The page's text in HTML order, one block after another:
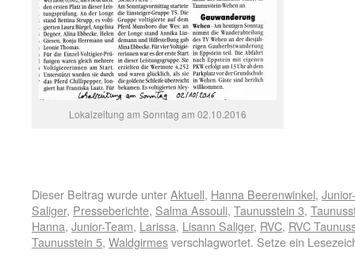
Lokalzeitung am Sonntag am 02.10.2016
Dieser Beitrag wurde unterAktuell, Hanna Beerenwinkel,
Saliger, Presseberichte, Salma Assouli, Taunusstein 3,
Hanna, Junior-Team, Larissa, Lisann Saliger, RVC, RVC
Taunusstein 5, Waldgirmesverschlagwortet. Setze ein